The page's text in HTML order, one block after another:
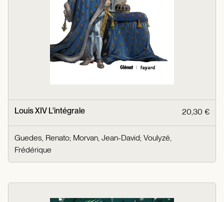
Louis XIV L'intégrale 20,30 €
Guedes, Renato; Morvan, Jean-David; Voulyzé,
Frédérique